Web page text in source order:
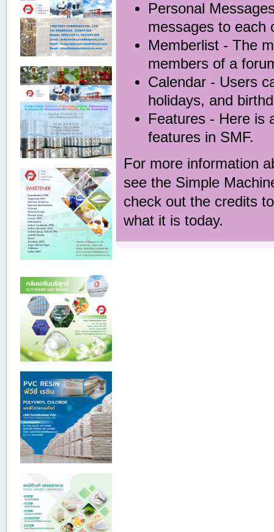
Personal
messages to each
Memberlist - The
members of a
Calendar - Users
holidays, and
Features - Here is
features in SMF.
For more information
see the Simple
check out the credits
what it is today.